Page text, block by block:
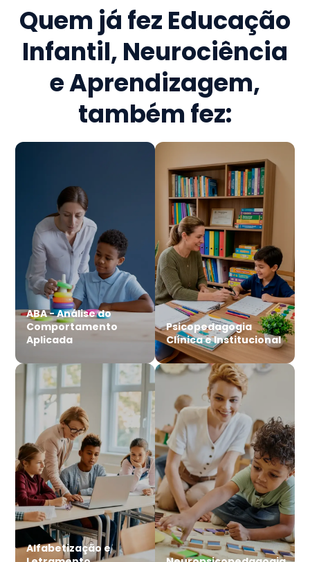
Quem já fez Educação
Infantil, Neurociência
e Aprendizagem,
também fez:
ABA - Análise do
Comportamento
Aplicada
Psicopedagogia
Clínica e Institucional
Alfabetização e